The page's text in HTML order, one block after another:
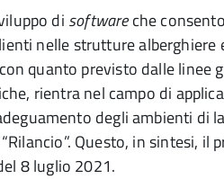
di softwareche
nelle strutture alberghiere
quanto previsto dalle linee
rientra nel campo di
degli ambienti di
Questo, in sintesi, il
8 luglio 2021.